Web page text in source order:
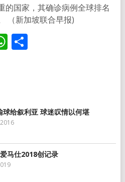
的国家，其确诊病例全球排名
（新加坡联合早报)
WhatsApp
分
球给叙利亚 球迷叹情以何堪
马仕2018创记录